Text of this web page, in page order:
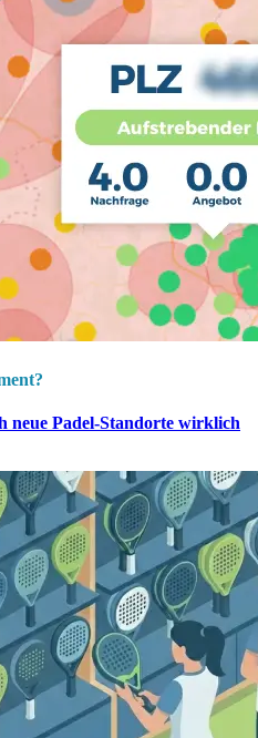
neue Padel-Standorte wirklich